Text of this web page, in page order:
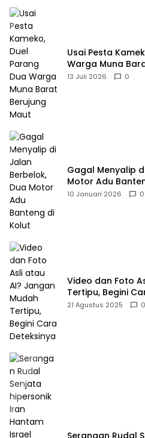
Usai Pesta
Warga Muna
13 Juli 2026 0
Gagal Menyalip
Motor Adu
10 Januari 2026 0
Video dan Foto
Tertipu, Begini
21 Agustus 2025 0